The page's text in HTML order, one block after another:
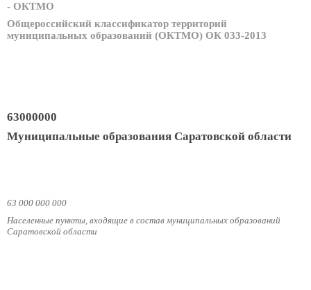
- ОКТМО
Общероссийский классификатор территорий
муниципальных образований (ОКТМО) ОК 033-2013
63000000
Муниципальные образования Саратовской области
63 000 000 000
Населенные пункты, входящие в состав муниципальных образований
Саратовской области